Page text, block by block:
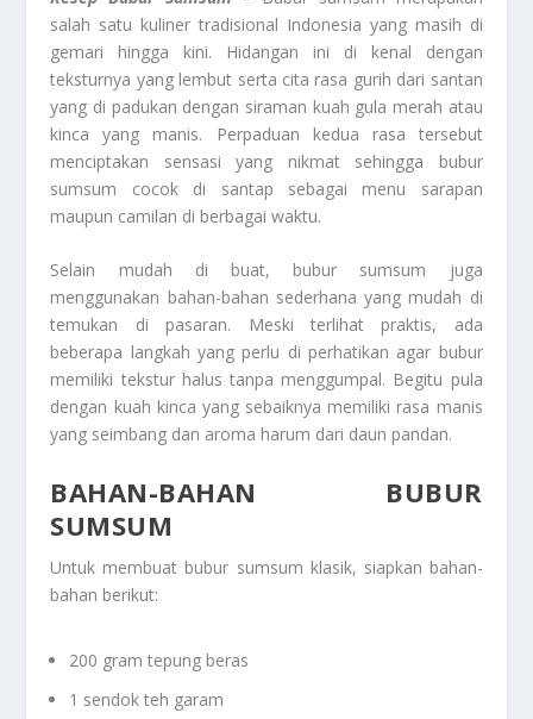
salah satu kuliner tradisional Indonesia yang masih di
gemari hingga kini. Hidangan ini di kenal dengan
teksturnya yang lembut serta cita rasa gurih dari santan
yang di padukan dengan siraman kuah gula merah atau
kinca yang manis. Perpaduan kedua rasa tersebut
menciptakan sensasi yang nikmat sehingga bubur
sumsum cocok di santap sebagai menu sarapan
maupun camilan di berbagai waktu.
Selain mudah di buat, bubur sumsum juga
menggunakan bahan-bahan sederhana yang mudah di
temukan di pasaran. Meski terlihat praktis, ada
beberapa langkah yang perlu di perhatikan agar bubur
memiliki tekstur halus tanpa menggumpal. Begitu pula
dengan kuah kinca yang sebaiknya memiliki rasa manis
yang seimbang dan aroma harum dari daun pandan.
BAHAN-BAHAN BUBUR
SUMSUM
Untuk membuat bubur sumsum klasik, siapkan bahan-
bahan berikut:
200 gram tepung beras
1 sendok teh garam